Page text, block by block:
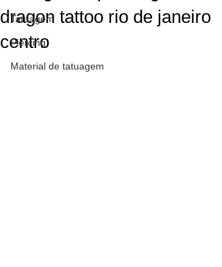
Tatuagem
Piercing
Material de tatuagem
dragon tattoo rio de janeiro
centro